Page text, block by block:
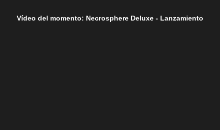
Vídeo del momento: Necrosphere Deluxe - Lanzamiento